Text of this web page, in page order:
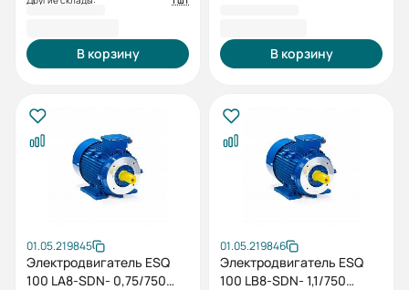
В корзину В корзину
01.05.219845
Электродвигатель ESQ
100 LA8-SDN- 0,75/750
01.05.219846
Электродвигатель ESQ
100 LB8-SDN- 1,1/750